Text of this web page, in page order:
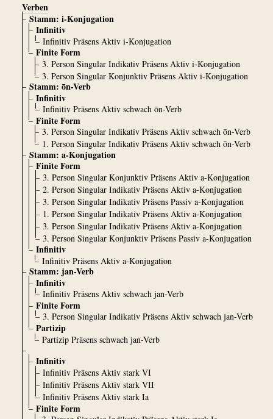
Verben
Stamm: i-Konjugation
Infinitiv
Infinitiv Präsens Aktiv i-Konjugation
Finite Form
3. Person Singular Indikativ Präsens Aktiv i-Konjugation
3. Person Singular Konjunktiv Präsens Aktiv i-Konjugation
Stamm: ōn-Verb
Infinitiv
Infinitiv Präsens Aktiv schwach ōn-Verb
Finite Form
3. Person Singular Indikativ Präsens Aktiv schwach ōn-Verb
1. Person Singular Indikativ Präsens Aktiv schwach ōn-Verb
Stamm: a-Konjugation
Finite Form
3. Person Singular Konjunktiv Präsens Aktiv a-Konjugation
2. Person Singular Indikativ Präsens Aktiv a-Konjugation
3. Person Singular Indikativ Präsens Passiv a-Konjugation
1. Person Singular Indikativ Präsens Aktiv a-Konjugation
3. Person Singular Indikativ Präsens Aktiv a-Konjugation
3. Person Singular Konjunktiv Präsens Passiv a-Konjugation
Infinitiv
Infinitiv Präsens Aktiv a-Konjugation
Stamm: jan-Verb
Infinitiv
Infinitiv Präsens Aktiv schwach jan-Verb
Finite Form
3. Person Singular Indikativ Präsens Aktiv schwach jan-Verb
Partizip
Partizip Präsens schwach jan-Verb
Infinitiv
Infinitiv Präsens Aktiv stark VI
Infinitiv Präsens Aktiv stark VII
Infinitiv Präsens Aktiv stark Ia
Finite Form